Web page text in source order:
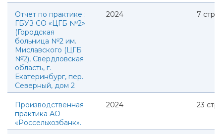
Отчет по практике :
ГБУЗ СО «ЦГБ №2»
(Городская
больница №2 им.
Миславского (ЦГБ
№2), Свердловская
область, г.
Екатеринбург, пер.
Северный, дом 2
2024 7 стр.
Производственная
практика АО
«Россельхозбанк».
2024 23 стр.